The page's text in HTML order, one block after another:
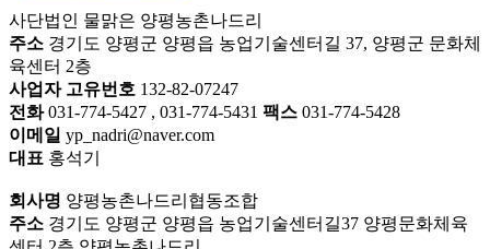
사단법인 물맑은 양평농촌나드리
주소 경기도 양평군 양평읍 농업기술센터길 37, 양평군 문화체
육센터 2층
사업자 고유번호 132-82-07247
전화031-774-5427 , 031-774-5431 팩스 031-774-5428
이메일 yp_nadri@naver.com
대표 홍석기
회사명 양평농촌나드리협동조합
주소 경기도 양평군 양평읍 농업기술센터길37 양평문화체육